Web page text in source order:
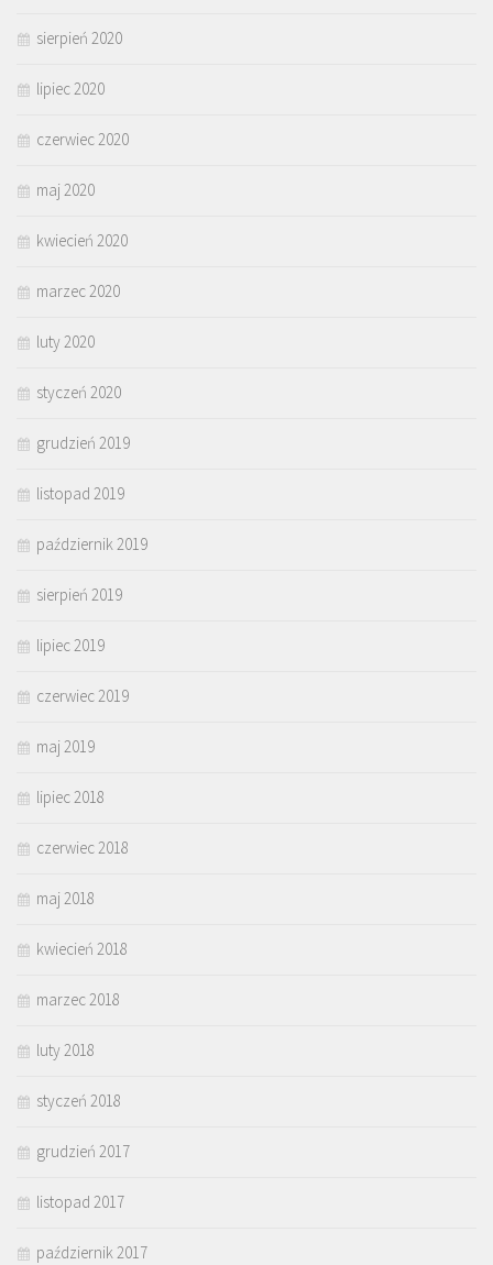
sierpień 2020
lipiec 2020
czerwiec 2020
maj 2020
kwiecień 2020
marzec 2020
luty 2020
styczeń 2020
grudzień 2019
listopad 2019
październik 2019
sierpień 2019
lipiec 2019
czerwiec 2019
maj 2019
lipiec 2018
czerwiec 2018
maj 2018
kwiecień 2018
marzec 2018
luty 2018
styczeń 2018
grudzień 2017
listopad 2017
październik 2017